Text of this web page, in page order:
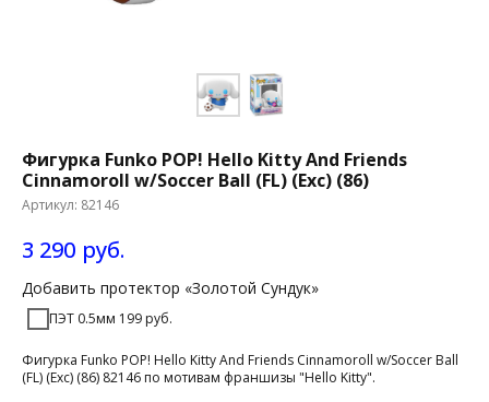
Фигурка Funko POP! Hello Kitty And Friends
Cinnamoroll w/Soccer Ball (FL) (Exc) (86)
Артикул: 82146
3 290 руб.
Добавить протектор «Золотой Сундук»
ПЭТ 0.5мм 199 руб.
Фигурка Funko POP! Hello Kitty And Friends Cinnamoroll w/Soccer Ball
(FL) (Exc) (86) 82146 по мотивам франшизы "Hello Kitty".